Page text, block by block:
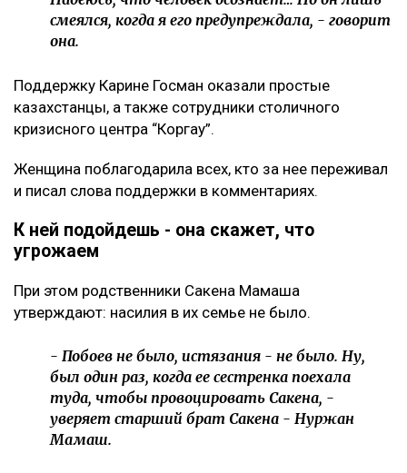
смеялся, когда я его предупреждала, - говорит
она.
Поддержку Карине Госман оказали простые
казахстанцы, а также сотрудники столичного
кризисного центра “Коргау”.
Женщина поблагодарила всех, кто за нее переживал
и писал слова поддержки в комментариях.
К ней подойдешь - она скажет, что
угрожаем
При этом родственники Сакена Мамаша
утверждают: насилия в их семье не было.
- Побоев не было, истязания - не было. Ну,
был один раз, когда ее сестренка поехала
туда, чтобы провоцировать Сакена, -
уверяет старший брат Сакена - Нуржан
Мамаш.